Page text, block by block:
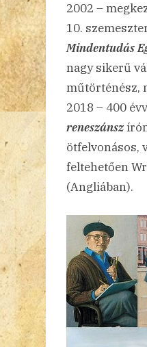
2002 –
10.
Mindentudás
nagy sikerű
műtörténész,
2018 – 400
reneszánsz
ötfelvonásos,
feltehetően
(Angliában).